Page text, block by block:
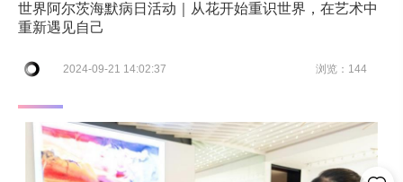
世界阿尔茨海默病日活动｜从花开始重识世界，在艺术中
重新遇见自己
2024-09-21 14:02:37 浏览：144